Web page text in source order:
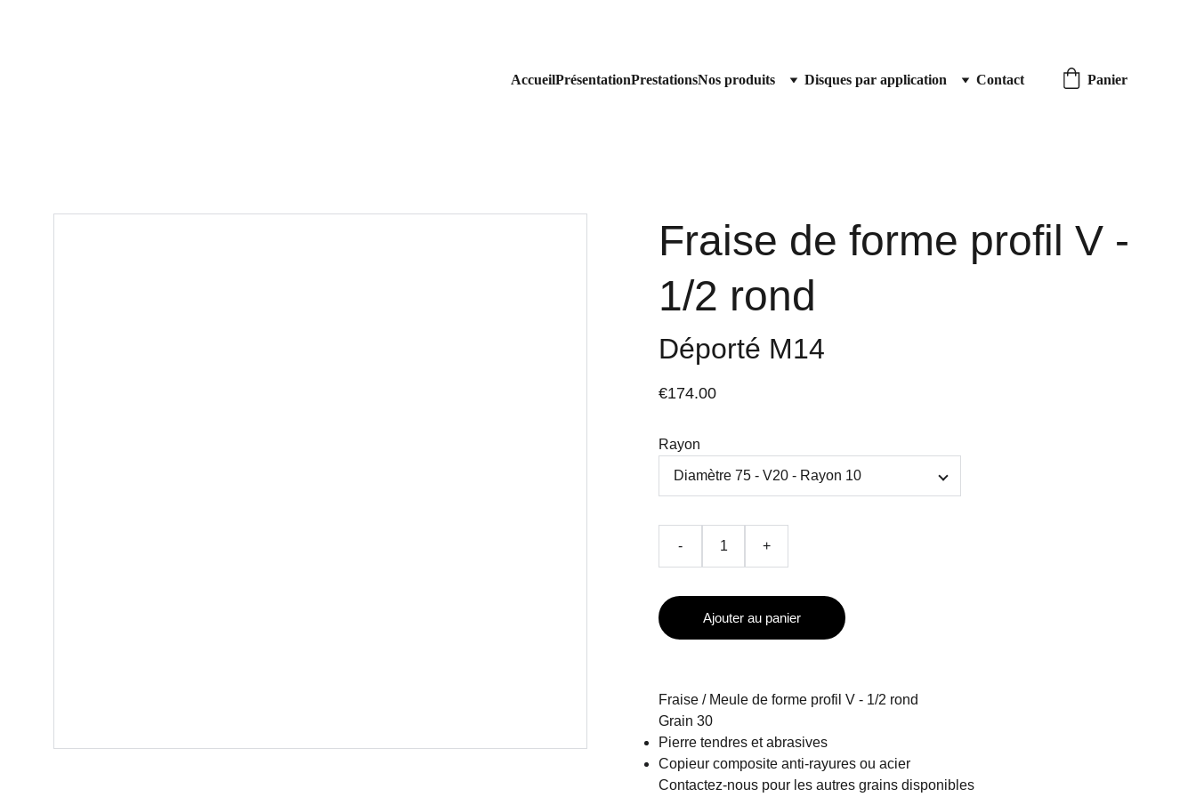
AccueilPrésentationPrestationsNos produits Disques par application Contact Panier
Fraise de forme profil V -
1/2 rond
Déporté M14
€174.00
Rayon
- +
Ajouter au panier
Fraise / Meule de forme profil V - 1/2 rond
Grain 30
Pierre tendres et abrasives
Copieur composite anti-rayures ou acier
Contactez-nous pour les autres grains disponibles